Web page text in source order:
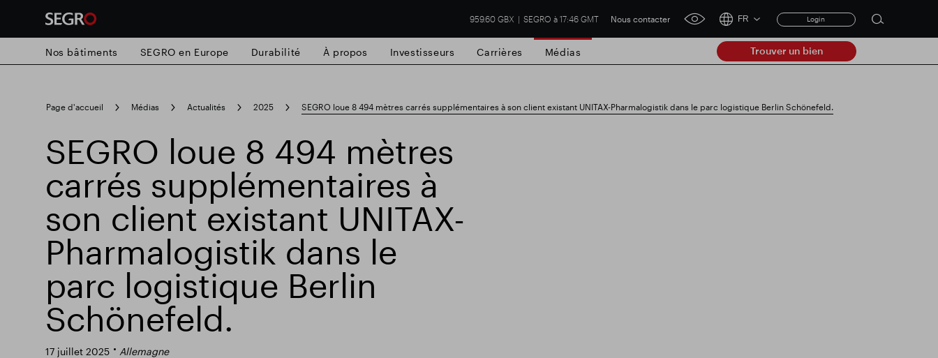
959.60 GBX SEGRO à 17:46 GMT Nous contacter
accessibility
FR Login
form
search
for
Dégager
Recherche populaire
Responsable SEGRO Domaine commercial de Slough
Parc intelligent
Nos bâtiments SEGRO en Europe Durabilité À propos Investisseurs Carrières Médias Trouver un bien
Page d'accueil Médias Actualités 2025 SEGRO loue 8 494 mètres carrés supplémentaires à son client existant UNITAX-Pharmalogistik dans le parc logistique Berlin Schönefeld.
SEGRO loue 8 494 mètres
carrés supplémentaires à
son client existant UNITAX-
Pharmalogistik dans le
parc logistique Berlin
Schönefeld.
17 juillet 2025
Allemagne